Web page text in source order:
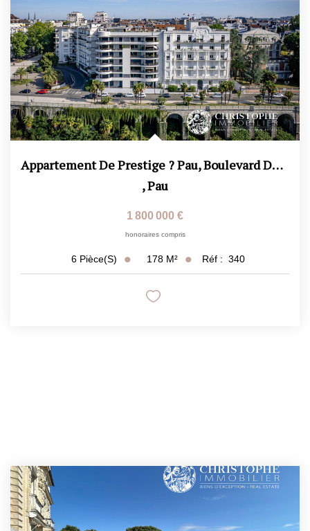
Appartement De Prestige ? Pau, Boulevard Des Pyrénées...
,Pau
1 800 000 €
honoraires compris
6 Pièce(s) 178 M² Réf : 340